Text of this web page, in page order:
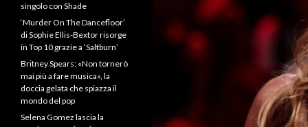
singolo con Shade
‘Murder On The Dancefloor’
di Sophie Ellis-Bextor risorge
in Top 10 grazie a ‘Saltburn’
Britney Spears: «Non tornerò
mai più a fare musica», la
doccia gelata che spiazza il
mondo del pop
Selena Gomez lascia la